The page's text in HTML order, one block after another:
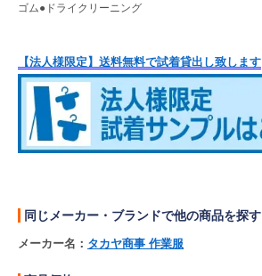
ゴム●ドライクリーニング
【法人様限定】送料無料で試着貸出し致します
同じメーカー・ブランドで他の商品を探す
メーカー名： タカヤ商事 作業服